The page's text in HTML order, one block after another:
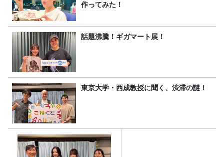
作ってみた！
話題沸騰！ギガマート展！
東京大学・西成教授に聞く、渋滞の謎！